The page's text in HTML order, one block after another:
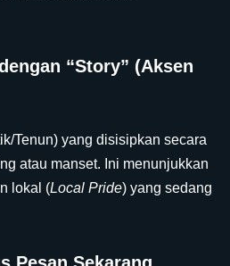
“Story” (Aksen
Tenun) yang disisipkan secara
atau manset. Ini menunjukkan
lokal (Local Pride) yang sedang